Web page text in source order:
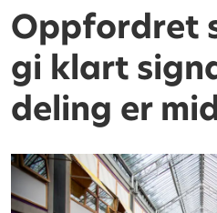
Oppfordret
gi klart
deling er